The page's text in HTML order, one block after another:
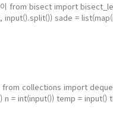
풀이 from bisect import
sade =
x, y =
in range(n): tmp =
from collections import
n = int(input()) temp =
= [] else: temp2 =
number = deque([i for i in